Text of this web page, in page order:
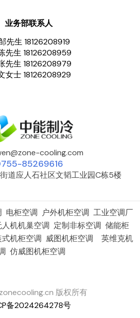
业务部联系人
先生 18126208919
先生 18126208959
先生 18126208979
女士 18126208929
cooling.com
85269616
道应人石社区文韬工业园C栋5楼
电柜空调 户外机柜空调 工业空调厂
机机巢空调 定制非标空调 储能柜
机柜空调 威图机柜空调 英维克机
仿威图机柜空调
版权所有
备2024264278号